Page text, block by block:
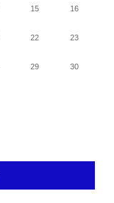
15 16
22 23
29 30